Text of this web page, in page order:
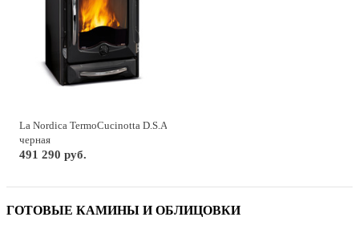
La Nordica TermoCucinotta D.S.A
черная
491 290 руб.
ГОТОВЫЕ КАМИНЫ И ОБЛИЦОВКИ